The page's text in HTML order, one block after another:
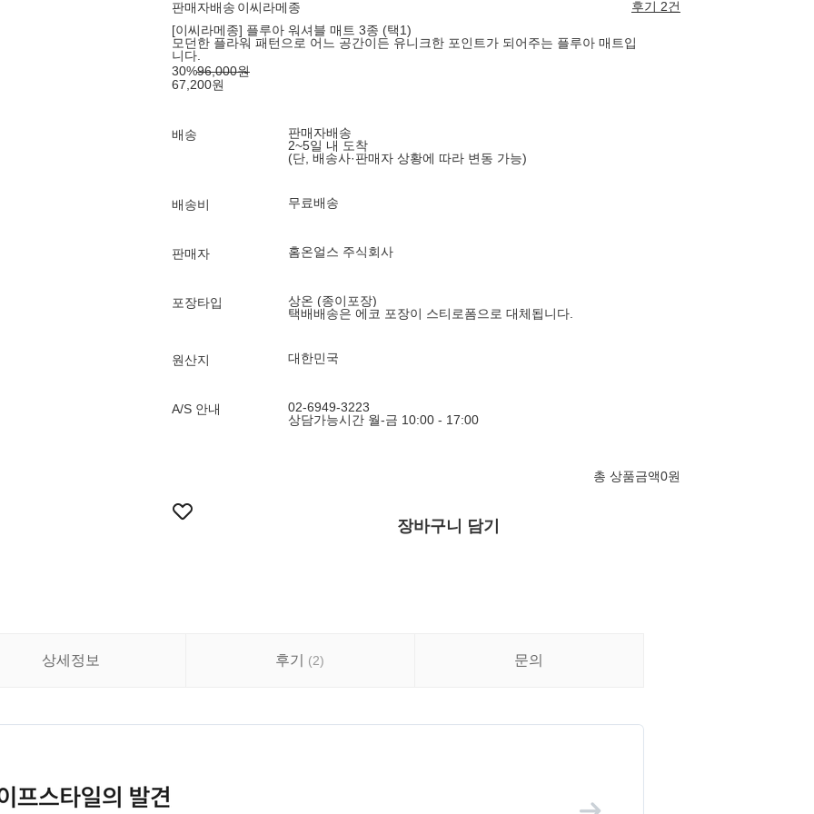
판매자배송 이씨라메종
후기 2건
[이씨라메종] 플루아 워셔블 매트 3종 (택1)
모던한 플라워 패턴으로 어느 공간이든 유니크한 포인트가 되어주는 플루아 매트입
니다.
30%96,000원
67,200원
배송
판매자배송
2~5일 내 도착
(단, 배송사·판매자 상황에 따라 변동 가능)
배송비 무료배송
판매자 홈온얼스 주식회사
포장타입
상온 (종이포장)
택배배송은 에코 포장이 스티로폼으로 대체됩니다.
원산지 대한민국
A/S 안내
02-6949-3223
상담가능시간 월-금 10:00 - 17:00
총 상품금액0원
장바구니 담기
상세정보 후기 (2) 문의